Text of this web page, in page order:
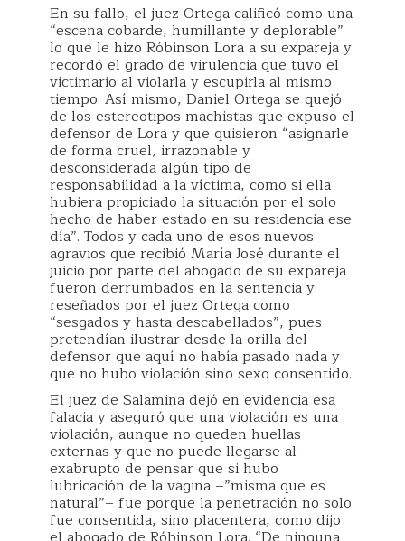
En su fallo, el juez Ortega calificó como una
“escena cobarde, humillante y deplorable”
lo que le hizo Róbinson Lora a su expareja y
recordó el grado de virulencia que tuvo el
victimario al violarla y escupirla al mismo
tiempo. Así mismo, Daniel Ortega se quejó
de los estereotipos machistas que expuso el
defensor de Lora y que quisieron “asignarle
de forma cruel, irrazonable y
desconsiderada algún tipo de
responsabilidad a la víctima, como si ella
hubiera propiciado la situación por el solo
hecho de haber estado en su residencia ese
día”. Todos y cada uno de esos nuevos
agravios que recibió María José durante el
juicio por parte del abogado de su expareja
fueron derrumbados en la sentencia y
reseñados por el juez Ortega como
“sesgados y hasta descabellados”, pues
pretendían ilustrar desde la orilla del
defensor que aquí no había pasado nada y
que no hubo violación sino sexo consentido.
El juez de Salamina dejó en evidencia esa
falacia y aseguró que una violación es una
violación, aunque no queden huellas
externas y que no puede llegarse al
exabrupto de pensar que si hubo
lubricación de la vagina –”misma que es
natural”– fue porque la penetración no solo
fue consentida, sino placentera, como dijo